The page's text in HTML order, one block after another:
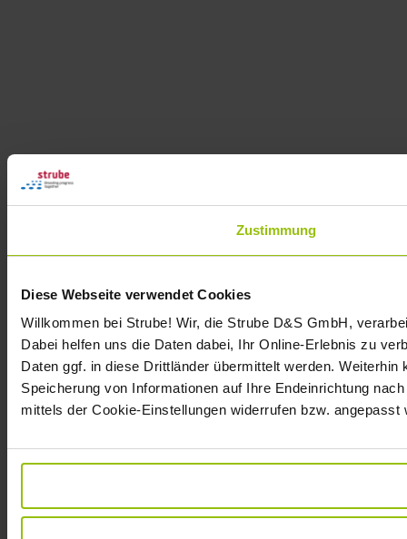
Zustimmung
Diese Webseite verwendet Cookies
Willkommen bei Strube! Wir, die Strube D&S GmbH,
Dabei helfen uns die Daten dabei, Ihr Online-Erlebnis zu
Daten ggf. in diese Drittländer übermittelt werden.
Speicherung von Informationen auf Ihre Endeinrichtung
mittels der Cookie-Einstellungen widerrufen bzw.